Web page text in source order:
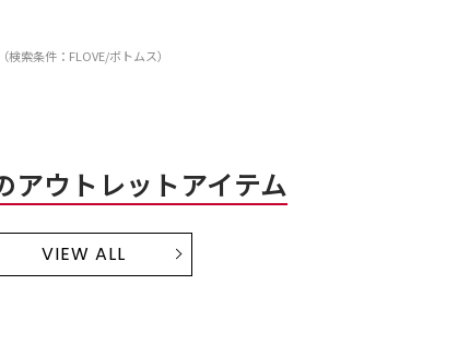
（検索条件：FLOVE/ボトムス）
アウトレットアイテム
VIEW ALL